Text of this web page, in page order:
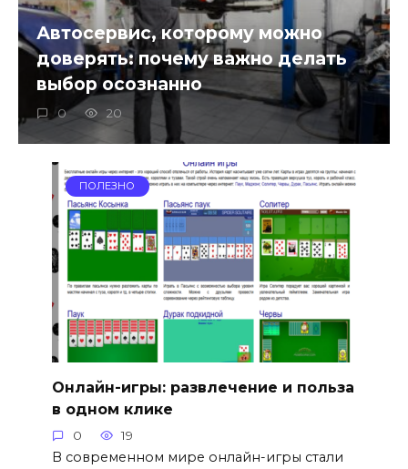
Автосервис, которому можно
доверять: почему важно делать
выбор осознанно
0 20
ПОЛЕЗНО
Онлайн-игры: развлечение и польза
в одном клике
0 19
В современном мире онлайн-игры стали